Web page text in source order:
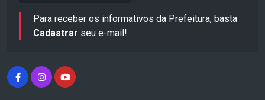
Para receber os informativos da Prefeitura, basta
Cadastrar seu e-mail!